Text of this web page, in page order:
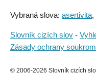
Vybraná slova: asertivita,
Slovník cizích slov -
Zásady ochrany
© 2006-2026 Slovník cizích